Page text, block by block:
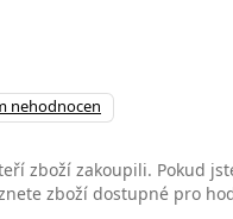
nehodnocen
zboží zakoupili. Pokud
zboží dostupné pro